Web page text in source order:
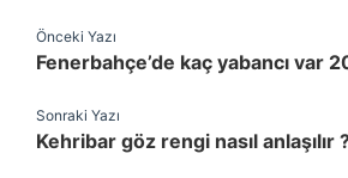
Önceki Yazı
Fenerbahçe’de kaç yabancı var
Sonraki Yazı
Kehribar göz rengi nasıl anlaşılır